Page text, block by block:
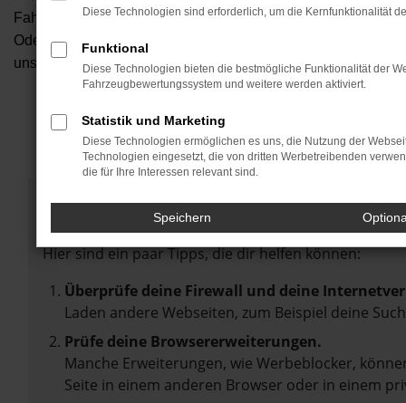
Fahrzeuge an, die bei uns auf dem Hof stehen. Dann
Oder Sie klicken auf den Button Autobörse und Sie haben
unserem Händlernetzwerk. Diese Fahrzeuge können wir
Fehler: Network Error
Beim Laden ist ein Fehler aufgetreten.
Hier sind ein paar Tipps, die dir helfen können:
Überprüfe deine Firewall und deine
Laden andere Webseiten, zum Beispiel deine
Prüfe deine Browsererweiterungen.
Manche Erweiterungen, wie Werbeblocker,
Seite in einem anderen Browser oder in einem
Diese Technologien sind erforderlich, um die Kernfunktionalität
Funktional
Diese Technologien bieten die bestmögliche Funktionalität der
Fahrzeugbewertungssystem und weitere werden aktiviert.
Statistik und Marketing
Diese Technologien ermöglichen es uns, die Nutzung der
Technologien eingesetzt, die von dritten Werbetreibenden
die für Ihre Interessen relevant sind.
Speichern